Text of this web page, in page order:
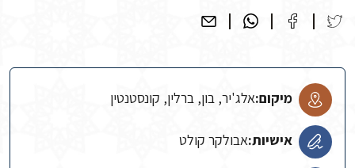
מיקום:אלג'יר, בון, ברלין, קונסטנטין
אישיות:אבולקר קולט